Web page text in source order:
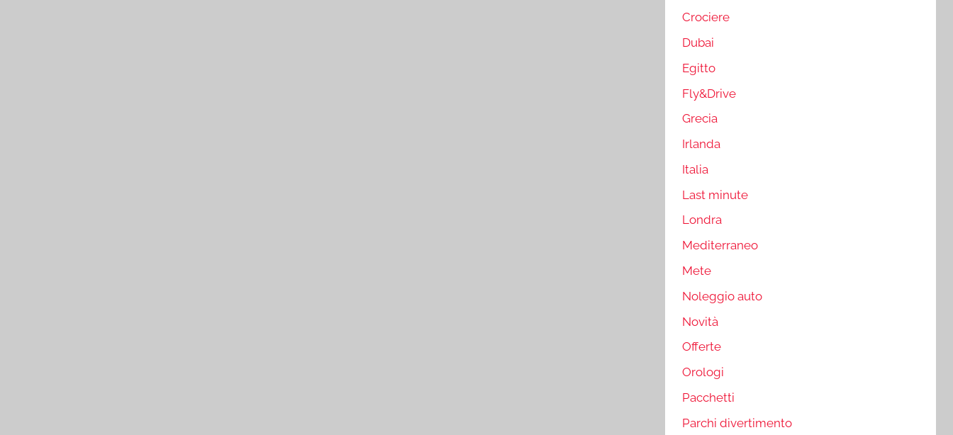
Crociere
Dubai
Egitto
Fly&Drive
Grecia
Irlanda
Italia
Last minute
Londra
Mediterraneo
Mete
Noleggio auto
Novità
Offerte
Orologi
Pacchetti
Parchi divertimento